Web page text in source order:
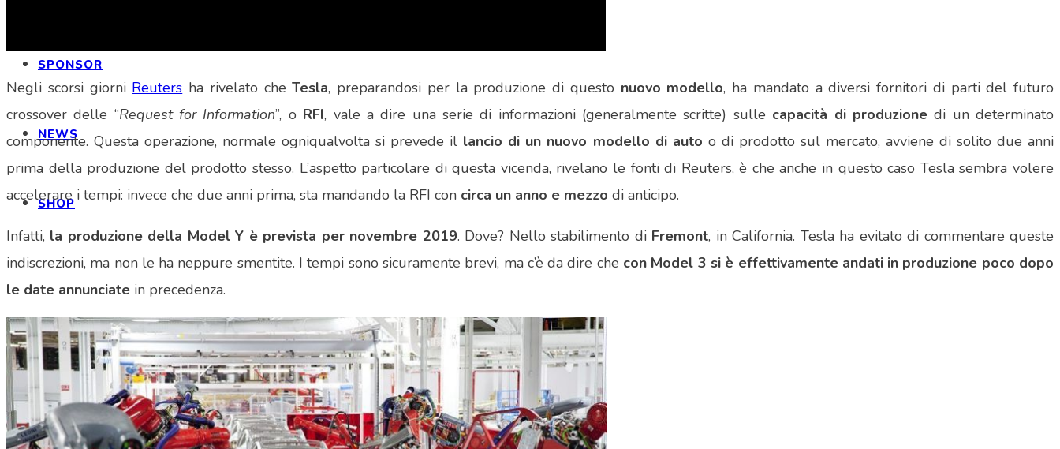
SPONSOR
NEWS
SHOP
Negli scorsi giorni Reuters ha rivelato cheTesla, preparandosi per la produzione di questo nuovo modello, ha mandato a diversi fornitori di parti del futuro
crossover delle “Request for Information”, o RFI, vale a dire una serie di informazioni (generalmente scritte) sulle capacità di produzionedi un determinato
componente. Questa operazione, normale ogniqualvolta si prevede il lancio di un nuovo modello di auto o di prodotto sul mercato, avviene di solito due anni
prima della produzione del prodotto stesso. L’aspetto particolare di questa vicenda, rivelano le fonti di Reuters, è che anche in questo caso Tesla sembra volere
accelerare i tempi: invece che due anni prima, sta mandando la RFI con circa un anno e mezzo di anticipo.
Infatti, la produzione della Model Y è prevista per novembre 2019. Dove? Nello stabilimento di Fremont, in California. Tesla ha evitato di commentare queste
indiscrezioni, ma non le ha neppure smentite. I tempi sono sicuramente brevi, ma c’è da dire che con Model 3 si è effettivamente andati in produzione poco dopo
le date annunciate in precedenza.